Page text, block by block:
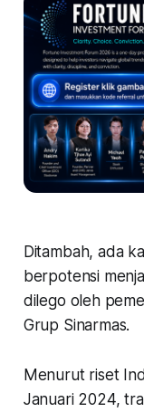
Ditambah, ada
berpotensi
dilego oleh
Grup Sinarmas.
Menurut riset
Januari 2024,